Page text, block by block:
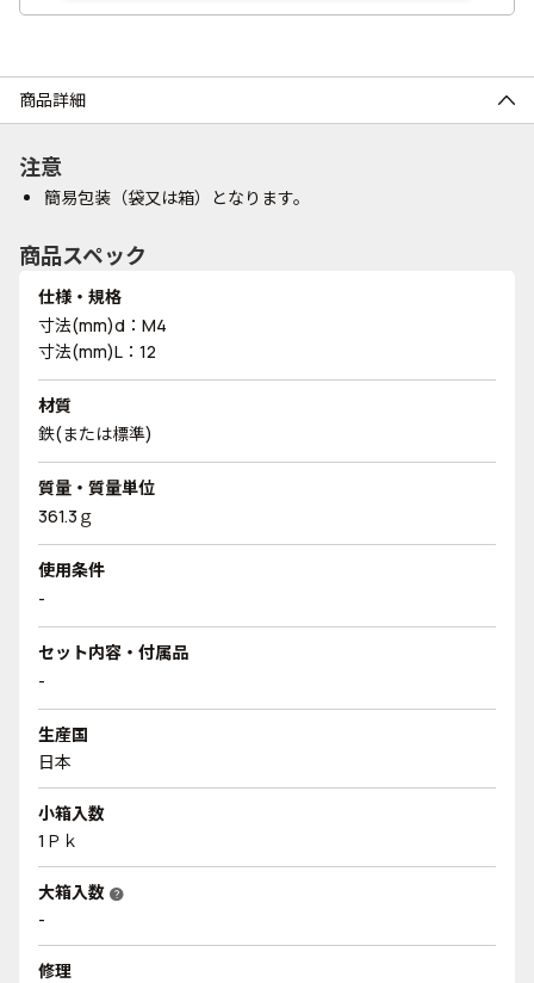
商品詳細
注意
簡易包装（袋又は箱）となります。
商品スペック
仕様・規格
寸法(mm)d：M4
寸法(mm)L：12
材質
鉄(または標準)
質量・質量単位
361.3ｇ
使用条件
-
セット内容・付属品
-
生産国
日本
小箱入数
1Ｐｋ
大箱入数 help
-
修理